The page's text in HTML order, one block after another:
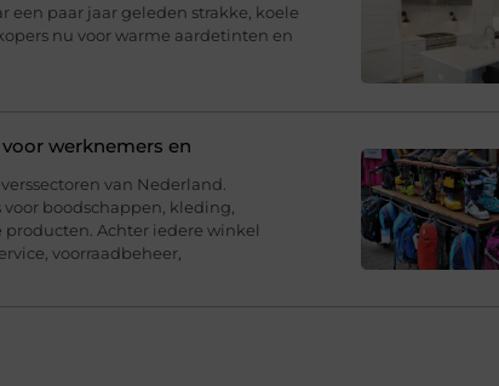
paar jaar geleden strakke, koele
nu voor warme aardetinten en
werknemers en
van Nederland.
boodschappen, kleding,
Achter iedere winkel
voorraadbeheer,